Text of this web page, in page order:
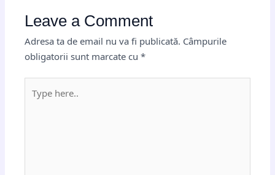
Leave a Comment
Adresa ta de email nu va fi publicată. Câmpurile
obligatorii sunt marcate cu*
here..